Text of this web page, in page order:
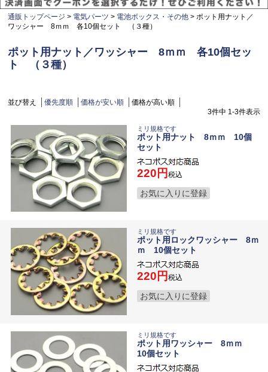
通販トップページ 電気パーツ 電池ボックス・その他
ポット用ナット／
ワッシャー 8ｍｍ 各10個セット （３種）
ポット用ナット／ワッシャー 8ｍｍ 各10個セッ
ト （３種）
並び替え 優先度順 価格が安い順
価格が高い順
3件中 1-3件表示
ミリ規格です
ポット用ナット 8ｍｍ 10個
セット
220 税込
お気に入りに登録
ミリ規格です
ポット用ロックワッシャー 8ｍ
ｍ 10個セット
220 税込
お気に入りに登録
ミリ規格です
ポット用ワッシャー 8ｍｍ
10個セット